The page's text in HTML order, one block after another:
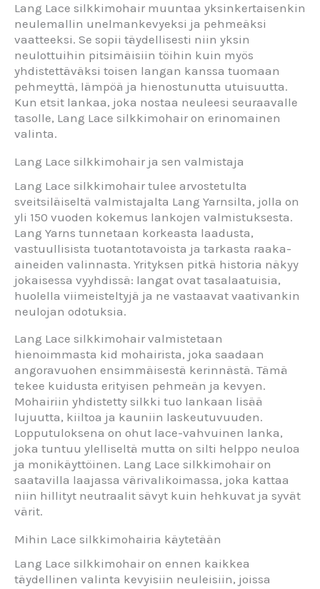
Lang Lace silkkimohair muuntaa yksinkertaisenkin
neulemallin unelmankevyeksi ja pehmeäksi
vaatteeksi. Se sopii täydellisesti niin yksin
neulottuihin pitsimäisiin töihin kuin myös
yhdistettäväksi toisen langan kanssa tuomaan
pehmeyttä, lämpöä ja hienostunutta utuisuutta.
Kun etsit lankaa, joka nostaa neuleesi seuraavalle
tasolle, Lang Lace silkkimohair on erinomainen
valinta.
Lang Lace silkkimohair ja sen valmistaja
Lang Lace silkkimohair tulee arvostetulta
sveitsiläiseltä valmistajalta Lang Yarnsilta, jolla on
yli 150 vuoden kokemus lankojen valmistuksesta.
Lang Yarns tunnetaan korkeasta laadusta,
vastuullisista tuotantotavoista ja tarkasta raaka-
aineiden valinnasta. Yrityksen pitkä historia näkyy
jokaisessa vyyhdissä: langat ovat tasalaatuisia,
huolella viimeisteltyjä ja ne vastaavat vaativankin
neulojan odotuksia.
Lang Lace silkkimohair valmistetaan
hienoimmasta kid mohairista, joka saadaan
angoravuohen ensimmäisestä kerinnästä. Tämä
tekee kuidusta erityisen pehmeän ja kevyen.
Mohairiin yhdistetty silkki tuo lankaan lisää
lujuutta, kiiltoa ja kauniin laskeutuvuuden.
Lopputuloksena on ohut lace-vahvuinen lanka,
joka tuntuu ylelliseltä mutta on silti helppo neuloa
ja monikäyttöinen. Lang Lace silkkimohair on
saatavilla laajassa värivalikoimassa, joka kattaa
niin hillityt neutraalit sävyt kuin hehkuvat ja syvät
värit.
Mihin Lace silkkimohairia käytetään
Lang Lace silkkimohair on ennen kaikkea
täydellinen valinta kevyisiin neuleisiin, joissa